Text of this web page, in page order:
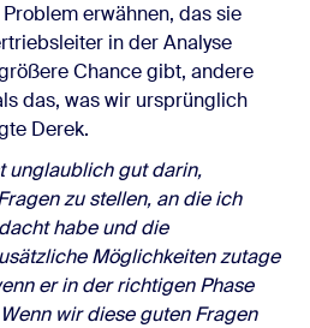
erwähnen, das sie
in der Analyse
Chance gibt, andere
das, was wir ursprünglich
Derek.
unglaublich gut darin,
zu stellen, an die ich
habe und die
Möglichkeiten zutage
er in der richtigen Phase
wir diese guten Fragen